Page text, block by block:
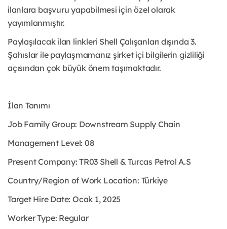
ilanlara başvuru yapabilmesi için özel olarak
yayımlanmıştır. ​
Paylaşılacak ilan linkleri Shell Çalışanları dışında 3.
Şahıslar ile paylaşmamanız şirket içi bilgilerin gizliliği
açısından çok büyük önem taşımaktadır.
İlan Tanımı
Job Family Group: Downstream Supply Chain
Management Level: 08
Present Company: TR03 Shell & Turcas Petrol A.S
Country/Region of Work Location: Türkiye
Target Hire Date: Ocak 1, 2025
Worker Type: Regular